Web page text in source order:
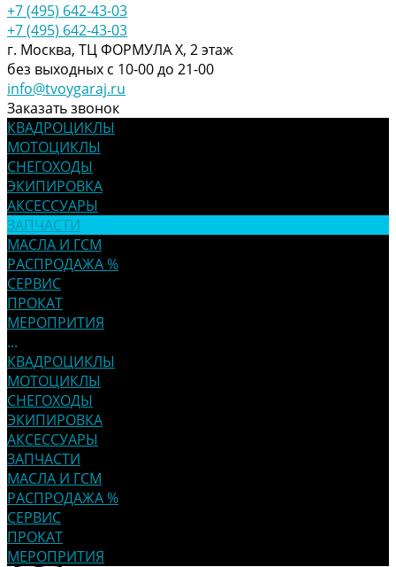
+7 (495) 642-43-03
+7 (495) 642-43-03
г. Москва, ТЦ ФОРМУЛА Х, 2 этаж
без выходных с 10-00 до 21-00
info@tvoygaraj.ru
Заказать звонок
КВАДРОЦИКЛЫ
МОТОЦИКЛЫ
СНЕГОХОДЫ
ЭКИПИРОВКА
АКСЕССУАРЫ
ЗАПЧАСТИ
МАСЛА И ГСМ
РАСПРОДАЖА %
СЕРВИС
ПРОКАТ
МЕРОПРИТИЯ
...
КВАДРОЦИКЛЫ
МОТОЦИКЛЫ
СНЕГОХОДЫ
ЭКИПИРОВКА
АКСЕССУАРЫ
ЗАПЧАСТИ
МАСЛА И ГСМ
РАСПРОДАЖА %
СЕРВИС
ПРОКАТ
МЕРОПРИТИЯ